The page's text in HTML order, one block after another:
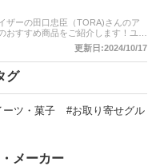
ださいね。
ザーの田口忠臣（TORA)さんのア
おすすめ商品をご紹介します！ユー
イエット向きの無添加・低糖質タイ
きタイプをピックアップ。国産品や
ニやスーパーでは見かけない美味し
寄せできます。記事後半ではあたり
ているので、ぜひ最後までチェック
入りの商品がみつかります。
更新日:2024/10/17
グ
ーツ・菓子
#お取り寄せグル
メーカー